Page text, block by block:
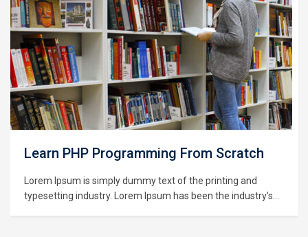
Learning Python for Data Analysis and
Visualization
Lorem Ipsum is simply dummy text of the printing and
typesetting industry. Lorem Ipsum has been the